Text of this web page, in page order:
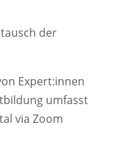
der
Expert:innen
umfasst
via Zoom